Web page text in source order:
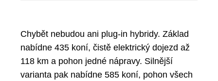
Chybět nebudou ani plug-in hybridy. Základ
nabídne 435 koní, čistě elektrický dojezd až
118 km a pohon jedné nápravy. Silnější
varianta pak nabídne 585 koní, pohon všech